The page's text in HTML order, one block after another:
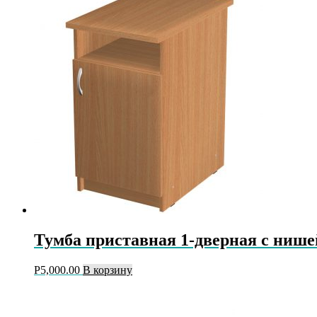
Тумба приставная 1-дверная с
Р5,000.00 В корзину